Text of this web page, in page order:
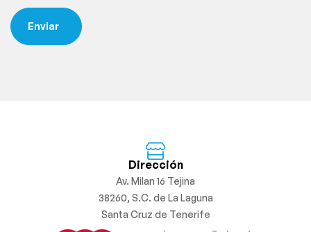
Dirección
Av. Milan 16 Tejina
38260, S.C. de La Laguna
Santa Cruz de Tenerife